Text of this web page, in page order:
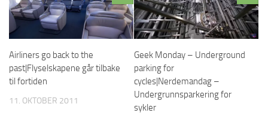
Airliners go back to the
past|Flyselskapene går tilbake
til fortiden
11. OKTOBER 2011
Geek Monday – Underground
parking for
cycles|Nerdemandag –
Undergrunnsparkering for
sykler